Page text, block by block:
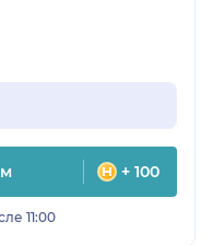
+ 100
11:00